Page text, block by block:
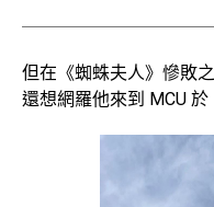
但在《蜘蛛夫人》慘敗
還想網羅他來到 MCU 於